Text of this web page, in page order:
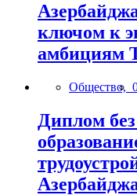
ключом к
амбициям
Общество,
Диплом